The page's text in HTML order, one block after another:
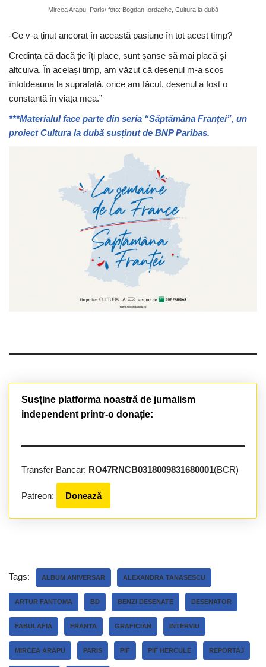
Mircea Arapu, Paris/ foto: Bogdan Iordache, Cultura la dubă
-Ce v-a ținut ancorat în această pasiune în tot acest timp?
Credința că dacă ție îți place, sunt șanse să mai placă și
altcuiva. În același timp, am văzut că desenul m-a scos
întotdeauna la suprafață, orice am făcut, desenul a fost o
constantă în viața mea.”
***Materialul face parte din seria “Săptămâna Franței”, un
proiect Cultura la dubă susținut de BNP Paribas.
Susține platforma noastră de jurnalism
independent printr-o donație:
Transfer Bancar: RO47RNCB0318009831680001(BCR)
Patreon: Donează
Tags: ALBUM ANIVERSAR ALEXANDRA TANASESCU
ARTUR FANTOMA BD BENZI DESENATE DESENATOR
FABULAFIA FRANTA GRAFICIAN INTERVIU
MIRCEA ARAPU PARIS PIF PIF HERCULE REPORTAJ